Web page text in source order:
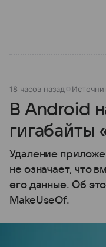
18 часов назад
В Android
гигабайты
Удаление
не означает, что
его данные. Об
MakeUseOf.